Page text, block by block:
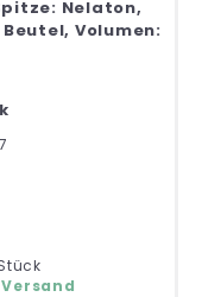
Nelaton,
Volumen: